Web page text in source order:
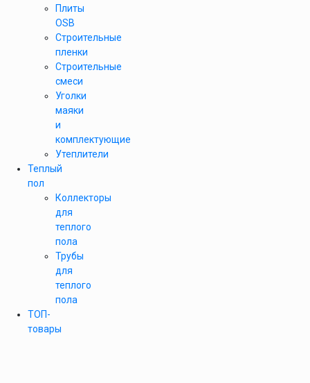
Плиты
OSB
Строительные
пленки
Строительные
смеси
Уголки
маяки
и
комплектующие
Утеплители
Теплый
пол
Коллекторы
для
теплого
пола
Трубы
для
теплого
пола
ТОП-
товары